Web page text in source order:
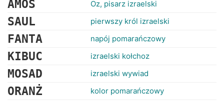
AMOS Oz, pisarz izraelski
SAUL pierwszy król izraelski
FANTA napój pomarańczowy
KIBUC izraelski kołchoz
MOSAD izraelski wywiad
ORANŻ kolor pomarańczowy